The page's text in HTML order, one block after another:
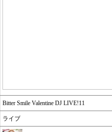
Bitter Smile Valentine DJ LIVE!11
ライブ